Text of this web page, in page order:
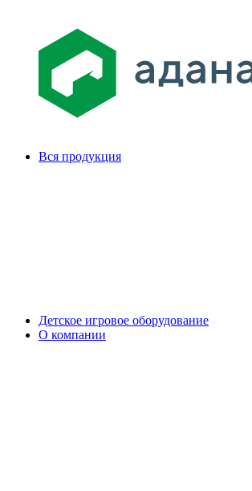
Вся продукция
Детское игровое оборудование
О компании